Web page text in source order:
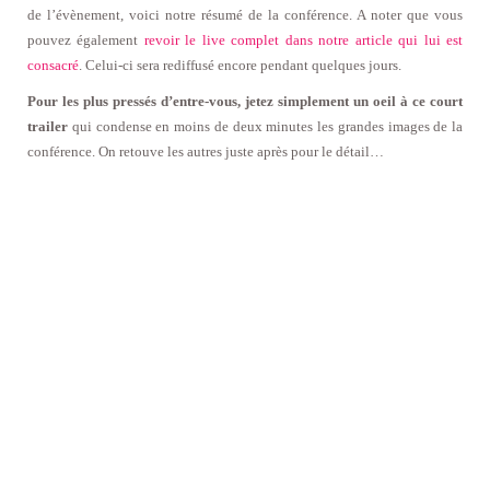
de l’évènement, voici notre résumé de la conférence. A noter que vous
pouvez également revoir le live complet dans notre article qui lui est
consacré. Celui-ci sera rediffusé encore pendant quelques jours.
Pour les plus pressés d’entre-vous, jetez simplement un oeil à ce court
trailer qui condense en moins de deux minutes les grandes images de la
conférence. On retouve les autres juste après pour le détail…